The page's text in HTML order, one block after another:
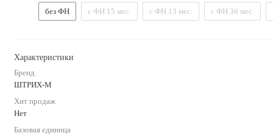
без ФН с ФН 15 мес. с ФН 13 мес. с ФН 36 мес.
Характеристики
Бренд
ШТРИХ-М
Хит продаж
Нет
Базовая единица